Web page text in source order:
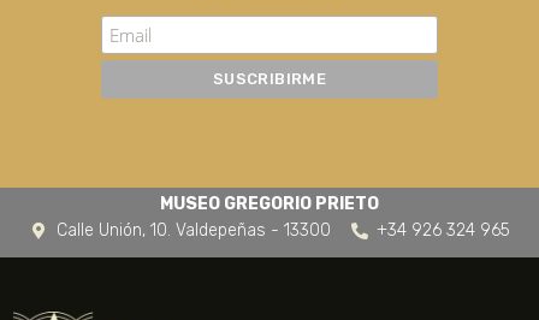
MUSEO GREGORIO PRIETO
Calle Unión, 10. Valdepeñas - 13300
+34 926 324 965